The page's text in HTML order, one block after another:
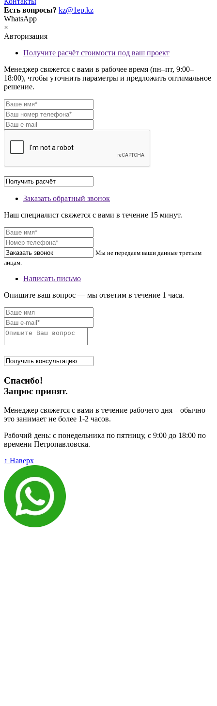
Есть вопросы? kz@1ep.kz
WhatsApp
×
Авторизация
Получите расчёт стоимости под ваш проект
Менеджер свяжется с вами в рабочее время (пн–пт, 9:00–
18:00), чтобы уточнить параметры и предложить оптимальное
решение.
Заказать обратный звонок
Наш специалист свяжется с вами в течение 15 минут.
Мы не передаем ваши данные третьим
лицам.
Написать письмо
Опишите ваш вопрос — мы ответим в течение 1 часа.
Спасибо!
Запрос принят.
Менеджер свяжется с вами в течение рабочего дня – обычно
это занимает не более 1-2 часов.
Рабочий день: с понедельника по пятницу, с 9:00 до 18:00 по
времени Петропавловска.
↑ Наверх